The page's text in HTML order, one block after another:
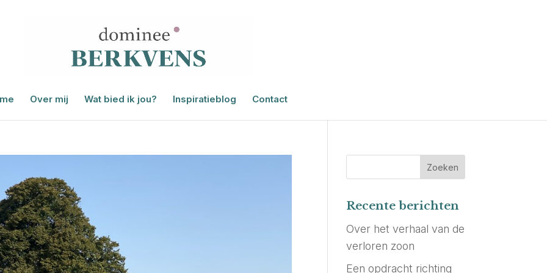
Over mij Wat bied ik jou? Inspiratieblog Contact
Recente berichten
Over het verhaal van de
verloren zoon
Een opdracht richting